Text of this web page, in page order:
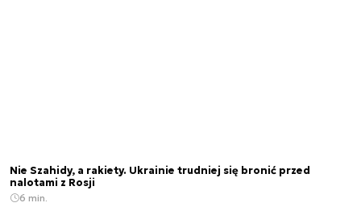
Nie Szahidy, a rakiety. Ukrainie trudniej się bronić przed
nalotami z Rosji
6 min.